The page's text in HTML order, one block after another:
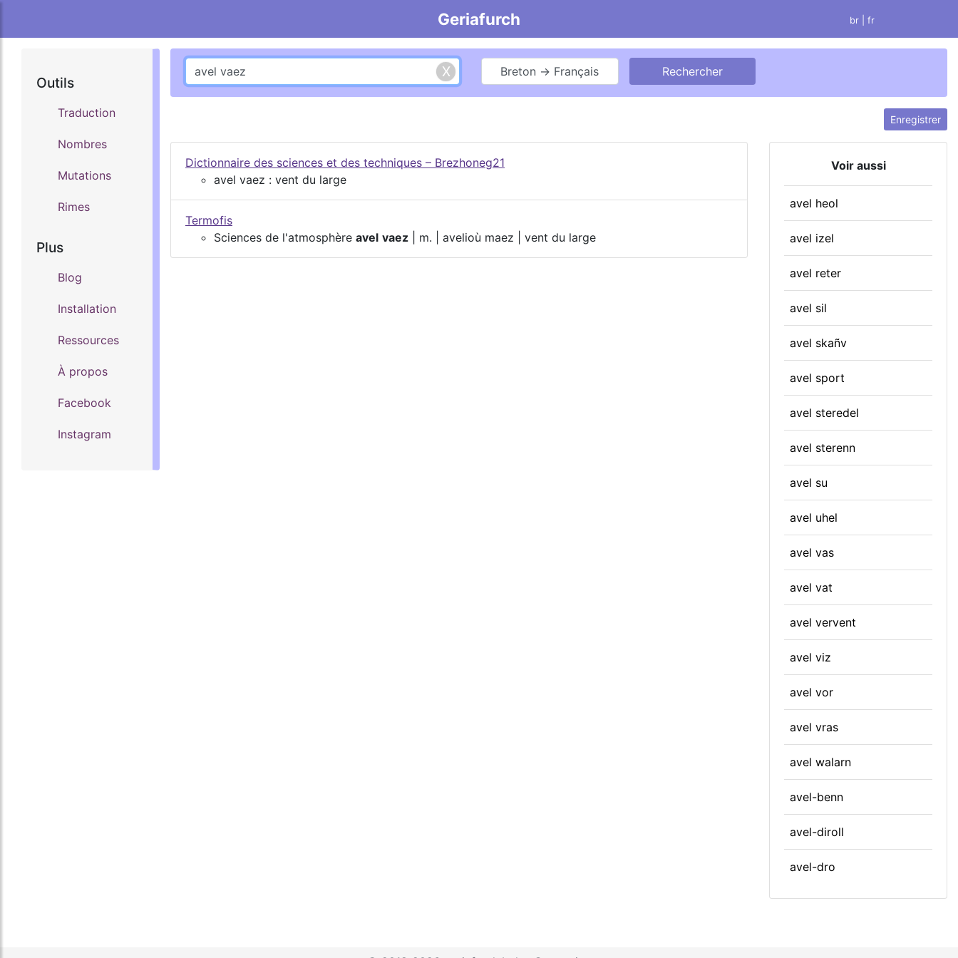
Geriafurch br | fr
Outils
Traduction
Nombres
Mutations
Rimes
Plus
Blog
Installation
Ressources
À propos
Facebook
Instagram
Breton → Français
Enregistrer
Dictionnaire des sciences et des techniques – Brezhoneg21
avel vaez : vent du large
Termofis
Sciences de l'atmosphère avel vaez | m. | avelioù maez | vent du large
Voir aussi
avel heol
avel izel
avel reter
avel sil
avel skañv
avel sport
avel steredel
avel sterenn
avel su
avel uhel
avel vas
avel vat
avel vervent
avel viz
avel vor
avel vras
avel walarn
avel-benn
avel-diroll
avel-dro